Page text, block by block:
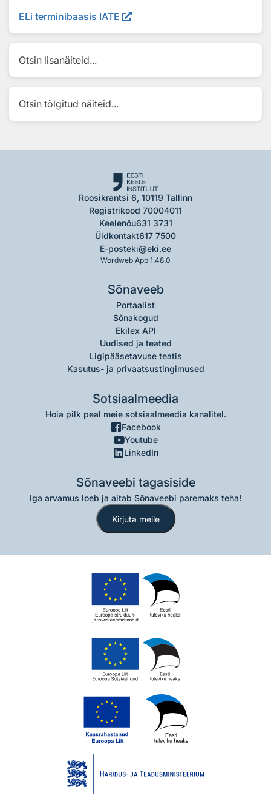
ELi terminibaasis IATE
Otsin lisanäiteid...
Otsin tõlgitud näiteid...
Roosikrantsi 6, 10119 Tallinn
Registrikood 70004011
Keelenõu631 3731
Üldkontakt617 7500
E-posteki@eki.ee
Wordweb App 1.48.0
Sõnaveeb
Portaalist
Sõnakogud
Ekilex API
Uudised ja teated
Ligipääsetavuse teatis
Kasutus- ja privaatsustingimused
Sotsiaalmeedia
Hoia pilk peal meie sotsiaalmeedia kanalitel.
Facebook
Youtube
LinkedIn
Sõnaveebi tagasiside
Iga arvamus loeb ja aitab Sõnaveebi paremaks teha!
Kirjuta meile